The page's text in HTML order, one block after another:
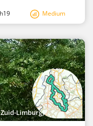
Medium
Limburg)